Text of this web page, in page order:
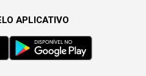
APLICATIVO